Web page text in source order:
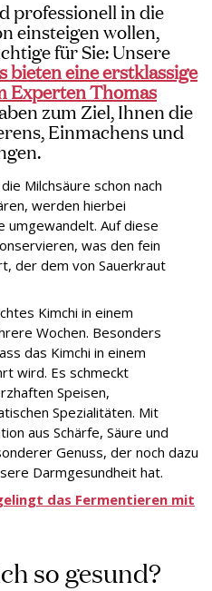
professionell in die
einsteigen wollen,
für Sie: Unsere
bieten eine erstklassige
Experten Thomas
zum Ziel, Ihnen die
Einmachens und
Milchsäure schon nach
werden hierbei
umgewandelt. Auf diese
was den fein
der dem von Sauerkraut
Kimchi in einem
Wochen. Besonders
das Kimchi in einem
wird. Es schmeckt
Speisen,
Spezialitäten. Mit
aus Schärfe, Säure und
Genuss, der noch dazu
Darmgesundheit hat.
das Fermentieren mit
so gesund?